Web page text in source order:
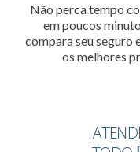
Não perca tempo
em poucos
compara seu seguro
os melhores